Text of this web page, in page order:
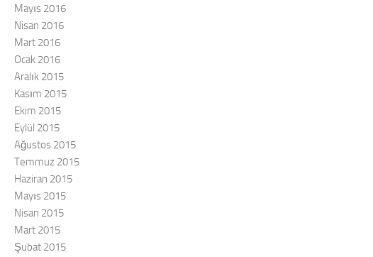
Mayıs 2016
Nisan 2016
Mart 2016
Ocak 2016
Aralık 2015
Kasım 2015
Ekim 2015
Eylül 2015
Ağustos 2015
Temmuz 2015
Haziran 2015
Mayıs 2015
Nisan 2015
Mart 2015
Şubat 2015